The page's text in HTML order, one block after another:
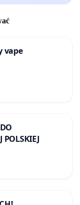
vape
POLSKIEJ